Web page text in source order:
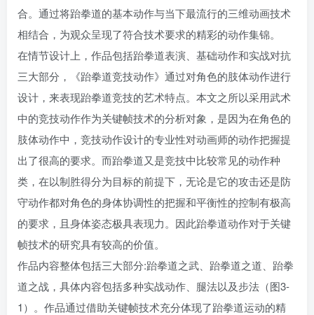
合。通过将跆拳道的基本动作与当下最流行的三维动画技术
相结合，为观众呈现了符合技术要求的精彩的动作集锦。
在情节设计上，作品包括跆拳道表演、基础动作和实战对抗
三大部分，《跆拳道竞技动作》通过对角色的肢体动作进行
设计，来表现跆拳道竞技的艺术特点。本文之所以采用武术
中的竞技动作作为关键帧技术的分析对象，是因为在角色的
肢体动作中，竞技动作设计的专业性对动画师的动作把握提
出了很高的要求。而跆拳道又是竞技中比较常见的动作种
类，在以制胜得分为目标的前提下，无论是它的攻击还是防
守动作都对角色的身体协调性的把握和平衡性的控制有极高
的要求，且身体姿态极具表现力。因此跆拳道动作对于关键
帧技术的研究具有较高的价值。
作品内容整体包括三大部分:跆拳道之武、跆拳道之道、跆拳
道之战，具体内容包括多种实战动作、腿法以及步法（图3-
1）。作品通过借助关键帧技术充分体现了跆拳道运动的精